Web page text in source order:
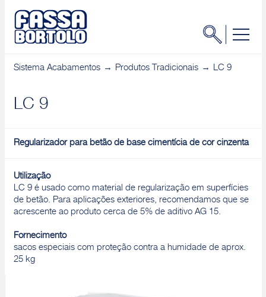
Sistema Acabamentos Produtos Tradicionais LC 9
LC 9
Regularizador para betão de base cimentícia de cor cinzenta
Utilização
LC 9 é usado como material de regularização em superfícies
de betão. Para aplicações exteriores, recomendamos que se
acrescente ao produto cerca de 5% de aditivo AG 15.
Fornecimento
sacos especiais com proteção contra a humidade de aprox.
25 kg